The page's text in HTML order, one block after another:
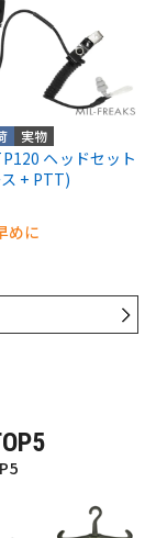
実物
ヘッドセット
+ PTT)
めに